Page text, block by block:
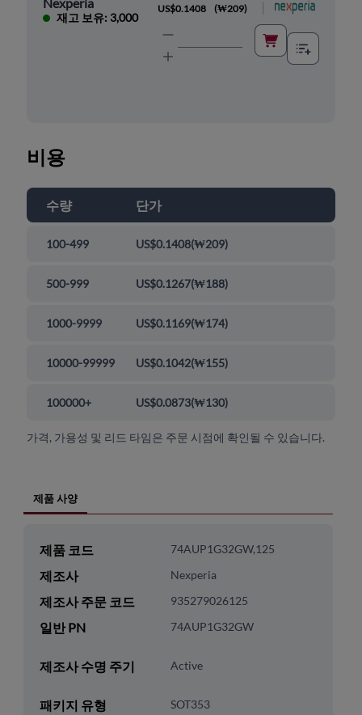
재고 보유: 3,000
US$0.1408 (₩209)
비용
수량 단가
100-499 US$0.1408(₩209)
500-999 US$0.1267(₩188)
1000-9999 US$0.1169(₩174)
10000-99999 US$0.1042(₩155)
100000+ US$0.0873(₩130)
가격, 가용성 및 리드 타임은 주문 시점에 확인될 수 있습니다.
제품 사양
제품 코드 74AUP1G32GW,125
제조사 Nexperia
제조사 주문 코드 935279026125
일반 PN 74AUP1G32GW
제조사 수명 주기 Active
패키지 유형 SOT353